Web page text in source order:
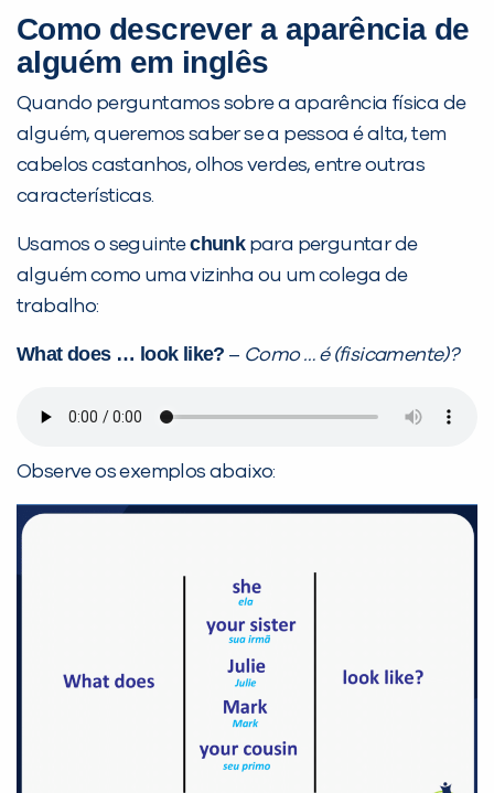
Como descrever a aparência de
alguém em inglês
Quando perguntamos sobre a aparência física de
alguém, queremos saber se a pessoa é alta, tem
cabelos castanhos, olhos verdes, entre outras
características.
Usamos o seguintechunkpara perguntar de
alguém como uma vizinha ou um colega de
trabalho:
What does … look like? – Como … é (fisicamente)?
Observe os exemplos abaixo:
Preencha com seus dados abaixo e
já vamos te colocar em contato
com a:
Você é aluno inFlux?